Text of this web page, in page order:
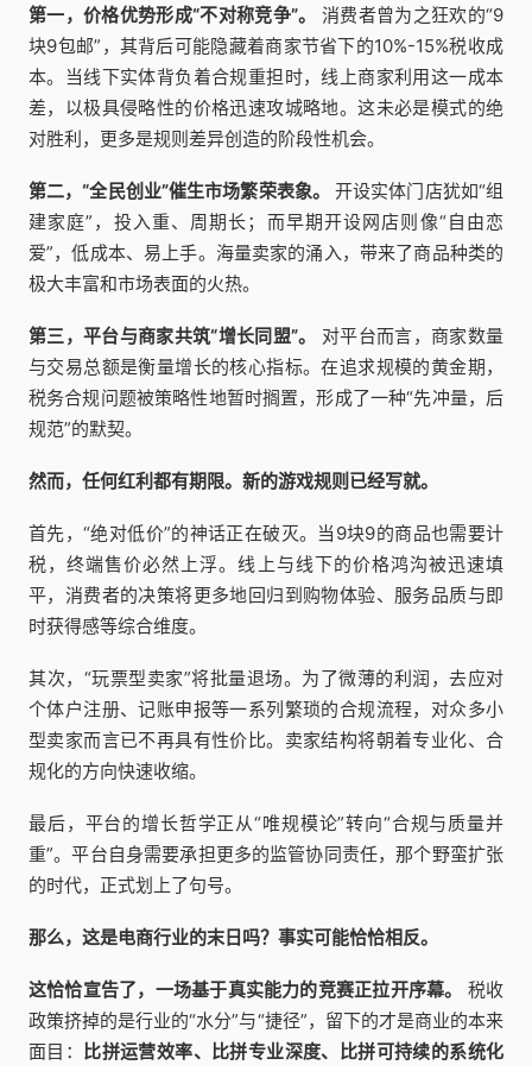
第一，价格优势形成“不对称竞争”。
消费者曾为之狂欢的“9
块9包邮”，其背后可能隐藏着商家节省下的10%-15%税收成
本。当线下实体背负着合规重担时，线上商家利用这一成本
差，以极具侵略性的价格迅速攻城略地。这未必是模式的绝
对胜利，更多是规则差异创造的阶段性机会。
第二，“全民创业”催生市场繁荣表象。
开设实体门店犹如“组
建家庭”，投入重、周期长；而早期开设网店则像“自由恋
爱”，低成本、易上手。海量卖家的涌入，带来了商品种类的
极大丰富和市场表面的火热。
第三，平台与商家共筑“增长同盟”。
对平台而言，商家数量
与交易总额是衡量增长的核心指标。在追求规模的黄金期，
税务合规问题被策略性地暂时搁置，形成了一种“先冲量，后
规范”的默契。
然而，任何红利都有期限。新的游戏规则已经写就。
首先，“绝对低价”的神话正在破灭。当9块9的商品也需要计
税，终端售价必然上浮。线上与线下的价格鸿沟被迅速填
平，消费者的决策将更多地回归到购物体验、服务品质与即
时获得感等综合维度。
其次，“玩票型卖家”将批量退场。为了微薄的利润，去应对
个体户注册、记账申报等一系列繁琐的合规流程，对众多小
型卖家而言已不再具有性价比。卖家结构将朝着专业化、合
规化的方向快速收缩。
最后，平台的增长哲学正从“唯规模论”转向“合规与质量并
重”。平台自身需要承担更多的监管协同责任，那个野蛮扩张
的时代，正式划上了句号。
那么，这是电商行业的末日吗？事实可能恰恰相反。
这恰恰宣告了，一场基于真实能力的竞赛正拉开序幕。
税收
政策挤掉的是行业的“水分”与“捷径”，留下的才是商业的本来
面目： 比拼运营效率、比拼专业深度、比拼可持续的系统化